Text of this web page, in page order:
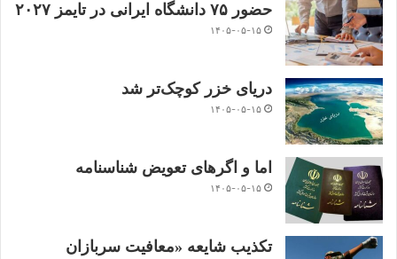
حضور ۷۵ دانشگاه ایرانی در تایمز ۲۰۲۷
۱۴۰۵-۰۵-۱۵
دریای خزر کوچک‌تر شد
۱۴۰۵-۰۵-۱۵
اما و اگرهای تعویض شناسنامه
۱۴۰۵-۰۵-۱۵
تکذیب شایعه «معافیت سربازان